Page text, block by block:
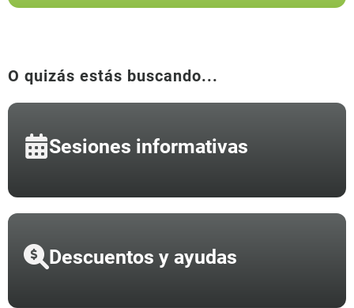
O quizás estás buscando...
Sesiones informativas
Descuentos y ayudas